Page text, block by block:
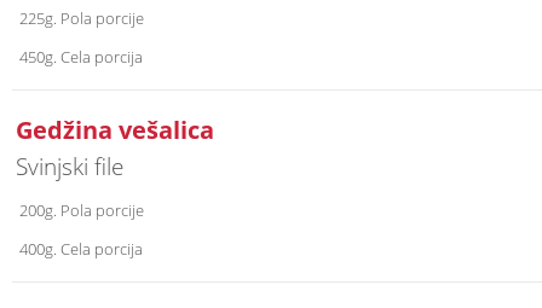
225g. Pola porcije
450g. Cela porcija
Gedžina vešalica
Svinjski file
200g. Pola porcije
400g. Cela porcija